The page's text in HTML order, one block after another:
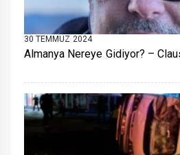
30 TEMMUZ 2024
Almanya Nereye Gidiyor? –